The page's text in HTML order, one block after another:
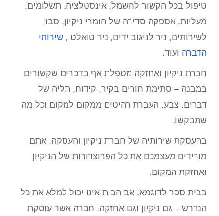
טיפול בכל הקשור לחשמל, אינסטלציה, תשלומים,
מעליות, אספקה סדירה של חומרי ניקיון, סבון
לשירותים, ניר לניגוב ידים, ניר טואלט , שירותי
הדברה ועוד.
חברת ניקיון ואחזקה מטפלת אף בדברים שקשורים
במבנה – סתימת חורים בקיר, קידוח, תליה של
דברים, צבע, העברת רהיטים ממקום למקום וכל מה
שתבקשו.
בהעסקת שירותיה של חברת ניקיון והעסקה, אתם
מורידים מעצמכם את כל הפרוצדורות של הניקיון
ואחזקת המקום.
בבית ספר לדוגמא, אב הבית אינו יכול למלא את כל
הנדרש – גם ניקיון וגם אחזקה. חברה אשר עוסקת